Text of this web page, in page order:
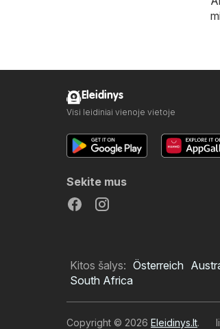
Eleidinys
Visi leidiniai vienoje vietoje
Sekite mus
Kitos šalys: Österreich
South Africa
Copyright © 2026 Eleidinys.lt.